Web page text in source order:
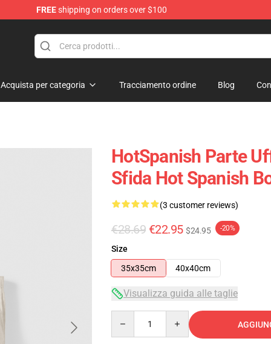
FREEshipping on orders over $100
Acquista per categoria Tracciamento ordine Blog
HotSpanish Parte
Sfida Hot Spanish
(3 customer reviews)
€28.69 €22.95 $24.95 -20%
Size
35x35cm
40x40cm
Visualizza guida alle taglie